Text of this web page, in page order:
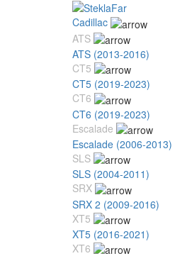
Cadillac
ATS
ATS (2013-2016)
CT5
CT5 (2019-2023)
CT6
CT6 (2019-2023)
Escalade
Escalade (2006-2013)
SLS
SLS (2004-2011)
SRX
SRX 2 (2009-2016)
XT5
XT5 (2016-2021)
XT6